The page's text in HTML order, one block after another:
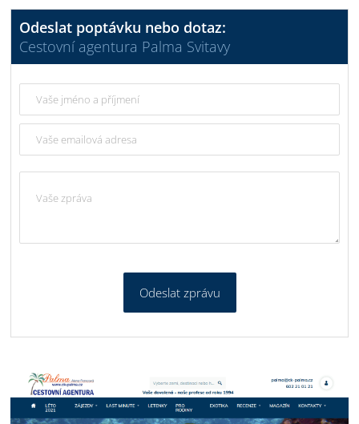
Odeslat poptávku nebo dotaz:
Cestovní agentura Palma Svitavy
Odeslat zprávu